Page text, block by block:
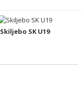
Skiljebo SK U19